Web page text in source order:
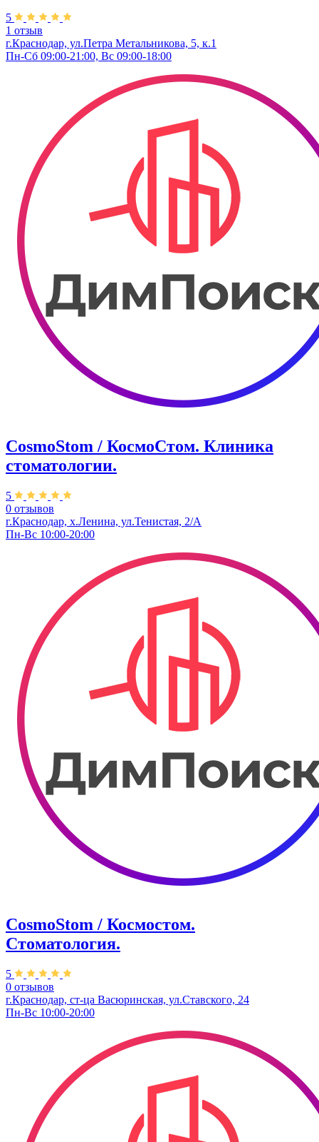
5
1 отзыв
г.Краснодар, ул.Петра Метальникова, 5, к.1
Пн-Сб 09:00-21:00, Вс 09:00-18:00
CosmoStom / КосмоСтом. Клиника
стоматологии.
5
0 отзывов
г.Краснодар, х.Ленина, ул.Тенистая, 2/А
Пн-Вс 10:00-20:00
CosmoStom / Космостом.
Стоматология.
5
0 отзывов
г.Краснодар, ст-ца Васюринская, ул.Ставского, 24
Пн-Вс 10:00-20:00